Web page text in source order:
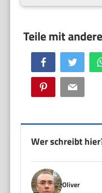
Facebook Twitter
Pinterest Email
Wer schreibt
Oliver